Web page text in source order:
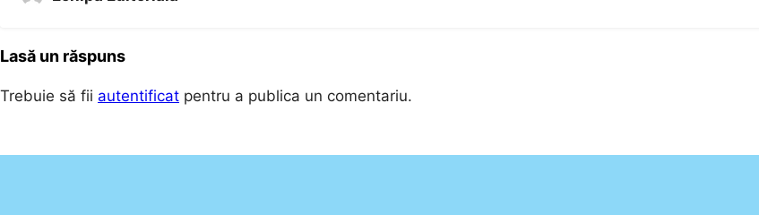
Lasă un răspuns
Trebuie să fii autentificat pentru a publica un comentariu.